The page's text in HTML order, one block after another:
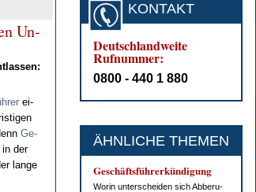
Un­
ei­
Ge­
der
lan­ge
KONTAKT
Deutschlandweite
Rufnummer:
0800 - 440 1 880
ÄHNLICHE THEMEN
Ge­schäfts­füh­rer­kün­di­gung
Wor­in un­ter­schei­den sich Ab­be­ru­